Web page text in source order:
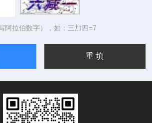
阿拉伯数字），如：三加四=7